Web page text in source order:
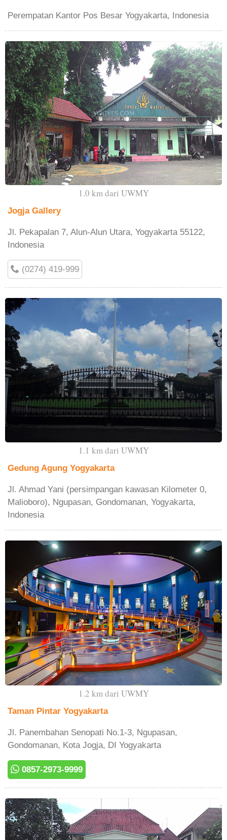
Perempatan Kantor Pos Besar Yogyakarta, Indonesia
1.0 km dari UWMY
Jogja Gallery
Jl. Pekapalan 7, Alun-Alun Utara, Yogyakarta 55122,
Indonesia
(0274) 419-999
1.1 km dari UWMY
Gedung Agung Yogyakarta
Jl. Ahmad Yani (persimpangan kawasan Kilometer 0,
Malioboro), Ngupasan, Gondomanan, Yogyakarta,
Indonesia
1.2 km dari UWMY
Taman Pintar Yogyakarta
Jl. Panembahan Senopati No.1-3, Ngupasan,
Gondomanan, Kota Jogja, DI Yogyakarta
0857-2973-9999